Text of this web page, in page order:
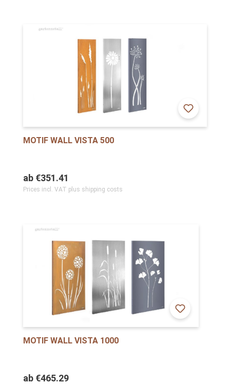
MOTIF WALL VISTA 500
ab €351.41
Prices incl. VAT plus shipping costs
MOTIF WALL VISTA 1000
ab €465.29